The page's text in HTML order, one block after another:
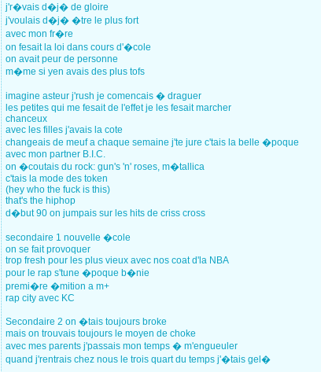
j'r�vais d�j� de gloire
j'voulais d�j� �tre le plus fort
avec mon fr�re
on fesait la loi dans cours d'�cole
on avait peur de personne
m�me si yen avais des plus tofs
imagine asteur j'rush je comencais � draguer
les petites qui me fesait de l'effet je les fesait marcher
chanceux
avec les filles j'avais la cote
changeais de meuf a chaque semaine j'te jure c'tais la belle �poque
avec mon partner B.I.C.
on �coutais du rock: gun's 'n' roses, m�tallica
c'tais la mode des token
(hey who the fuck is this)
that's the hiphop
d�but 90 on jumpais sur les hits de criss cross
secondaire 1 nouvelle �cole
on se fait provoquer
trop fresh pour les plus vieux avec nos coat d'la NBA
pour le rap s'tune �poque b�nie
premi�re �mition a m+
rap city avec KC
Secondaire 2 on �tais toujours broke
mais on trouvais toujours le moyen de choke
avec mes parents j'passais mon temps � m'engueuler
quand j'rentrais chez nous le trois quart du temps j'�tais gel�